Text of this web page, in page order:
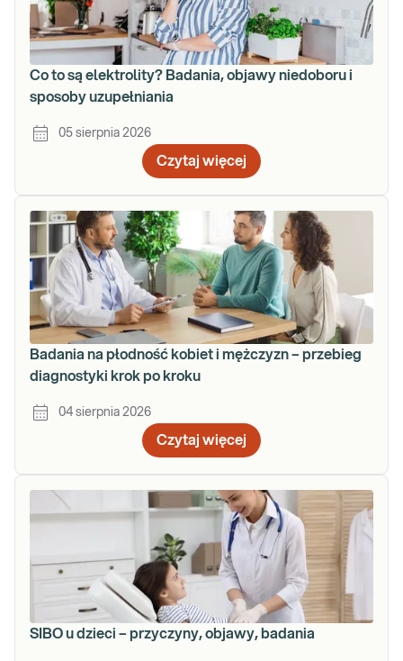
Co to są elektrolity? Badania, objawy niedoboru i
sposoby uzupełniania
05 sierpnia 2026
Czytaj więcej
Badania na płodność kobiet i mężczyzn – przebieg
diagnostyki krok po kroku
04 sierpnia 2026
Czytaj więcej
SIBO u dzieci – przyczyny, objawy, badania